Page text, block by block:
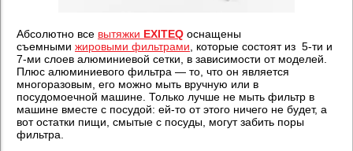
Абсолютно все вытяжки EXITEQ оснащены
съемными жировыми фильтрами , которые состоят из 5-ти и
7-ми слоев алюминиевой сетки, в зависимости от моделей.
Плюс алюминиевого фильтра — то, что он является
многоразовым, его можно мыть вручную или в
посудомоечной машине. Только лучше не мыть фильтр в
машине вместе с посудой: ей-то от этого ничего не будет, а
вот остатки пищи, смытые с посуды, могут забить поры
фильтра.